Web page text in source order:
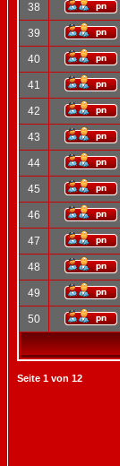
38
39
40
41
42
43
44
45
46
47
48
49
50
Seite 1 von 12